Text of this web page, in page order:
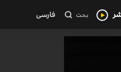
بحث فارسی